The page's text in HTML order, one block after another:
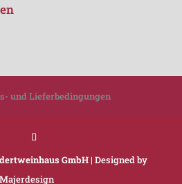
und Lieferbedingungen
GmbH| Designed by
Majerdesign